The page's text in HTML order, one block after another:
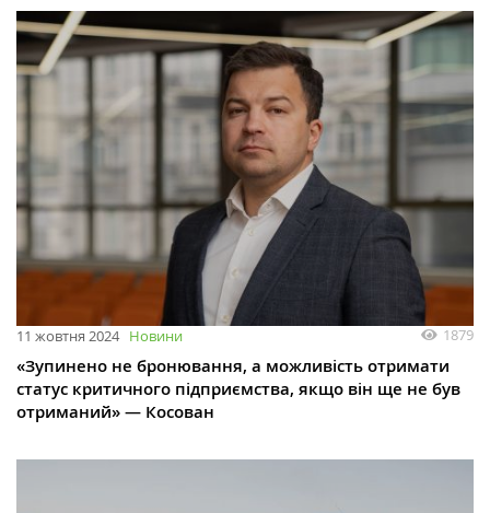
11 жовтня 2024 Новини 1879
«Зупинено не бронювання, а можливість отримати
статус критичного підприємства, якщо він ще не був
отриманий» — Косован